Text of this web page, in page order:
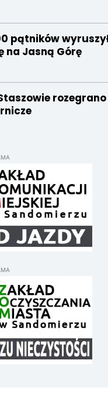
pątników
na Jasną Górę
rozegrano